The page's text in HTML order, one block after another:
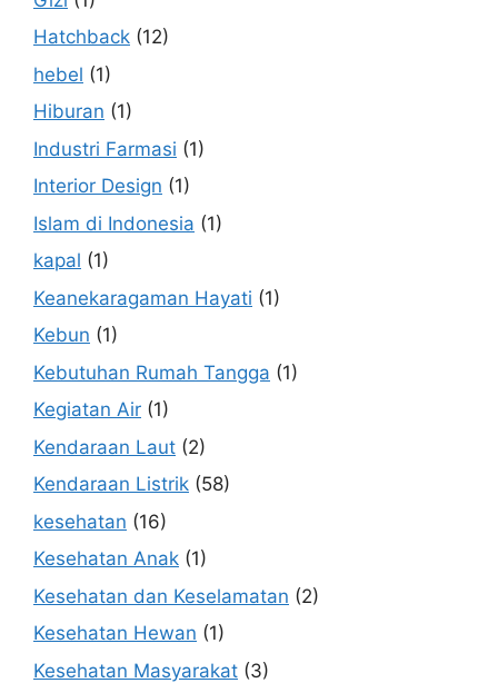
Hatchback (12)
hebel (1)
Hiburan (1)
Industri Farmasi (1)
Interior Design (1)
Islam di Indonesia (1)
kapal (1)
Keanekaragaman Hayati (1)
Kebun (1)
Kebutuhan Rumah Tangga (1)
Kegiatan Air (1)
Kendaraan Laut (2)
Kendaraan Listrik (58)
kesehatan (16)
Kesehatan Anak (1)
Kesehatan dan Keselamatan (2)
Kesehatan Hewan (1)
Kesehatan Masyarakat (3)